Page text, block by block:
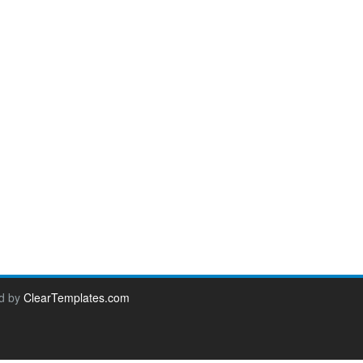
by ClearTemplates.com